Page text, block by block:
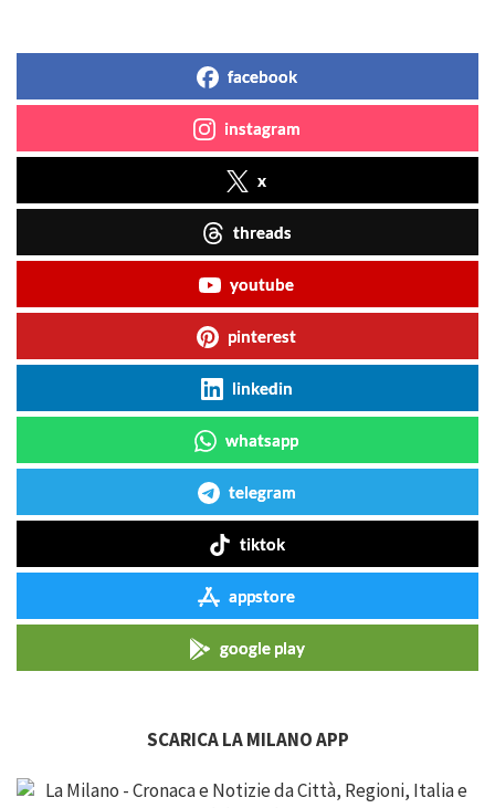
facebook
instagram
x
threads
youtube
pinterest
linkedin
whatsapp
telegram
tiktok
appstore
google play
SCARICA LA MILANO APP